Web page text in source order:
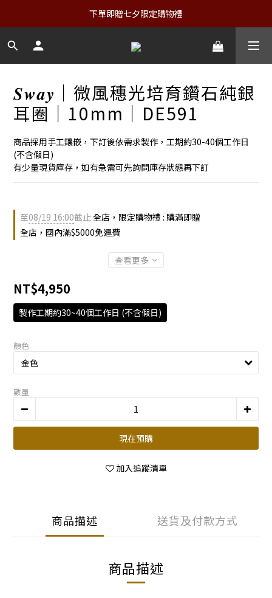
下單即贈七夕限定購物禮
𝑺𝒘𝒂𝒚｜微風穗光培育鑽石純銀
耳圈｜10mm｜DE591
商品採用手工鑲嵌，下訂後依需求製作，工期約30-40個工作日
(不含假日)
有少量現貨庫存，如有急需可先詢問庫存狀態再下訂
至08/19 16:00截止全店，限定購物禮 : 購滿即贈
全店，國內滿$5000免運費
查看更多
NT$4,950
製作工期約30~40個工作日 (不含假日)
顏色
數量
現在預購
加入追蹤清單
商品描述 送貨及付款方式
商品描述